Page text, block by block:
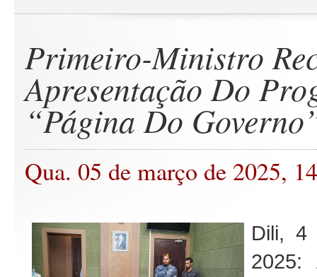
Primeiro-Ministro
Apresentação Do
“Página Do
Qua. 05 de março de 2025,
Dili, 4
2025: